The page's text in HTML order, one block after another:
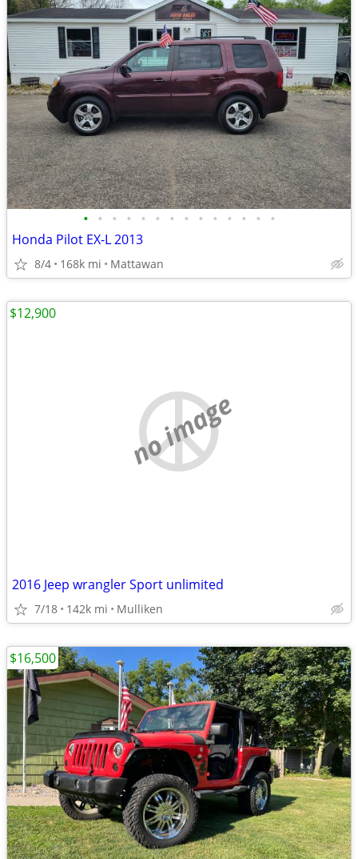
• • • • • • • • • • • • • •
Honda Pilot EX-L 2013
8/4 168k mi Mattawan
no image
2016 Jeep wrangler Sport unlimited
7/18 142k mi Mulliken
$12,900
$16,500